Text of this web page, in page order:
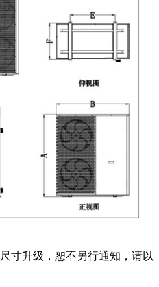
升级，恕不另行通知，请以